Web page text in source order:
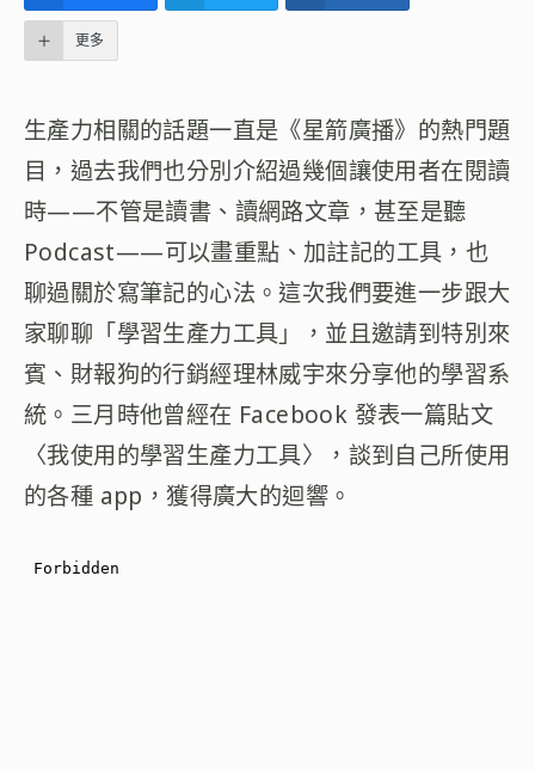
更多
生產力相關的話題一直是《星箭廣播》的熱門題
目，過去我們也分別介紹過幾個讓使用者在閱讀
時——不管是讀書、讀網路文章，甚至是聽
Podcast——可以畫重點、加註記的工具，也
聊過關於寫筆記的心法。這次我們要進一步跟大
家聊聊「學習生產力工具」，並且邀請到特別來
賓、財報狗的行銷經理林威宇來分享他的學習系
統。三月時他曾經在 Facebook 發表一篇貼文
〈我使用的學習生產力工具〉，談到自己所使用
的各種 app，獲得廣大的迴響。